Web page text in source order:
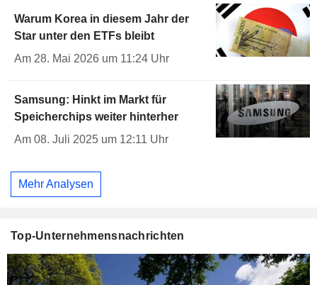
Warum Korea in diesem Jahr der
Star unter den ETFs bleibt
Am 28. Mai 2026 um 11:24 Uhr
Samsung: Hinkt im Markt für
Speicherchips weiter hinterher
Am 08. Juli 2025 um 12:11 Uhr
Mehr Analysen
Top-Unternehmensnachrichten